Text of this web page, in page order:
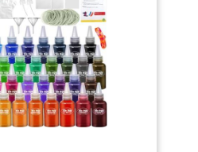
chaleur) et a une pointe fine
qui vous permet de créer des
motifs précis et originaux,
amusez-vous avec vos tshirt
et autres tissus à
personnaliser. Des marqueurs
polyvalents - Ils peuvent être
utilisés sur n’importe quel
tissu, du papier et même des
canvas. Marqueur vetement